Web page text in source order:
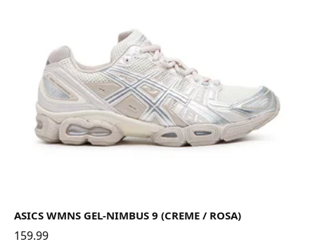
ASICS WMNS GEL-NIMBUS 9 (CREME / ROSA)
159.99